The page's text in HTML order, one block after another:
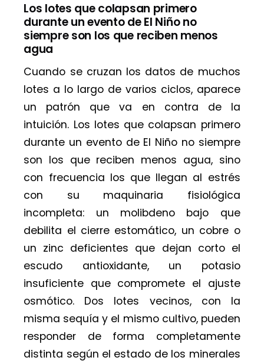
Los lotes que colapsan primero
durante un evento de El Niño no
siempre son los que reciben menos
agua
Cuando se cruzan los datos de muchos
lotes a lo largo de varios ciclos, aparece
un patrón que va en contra de la
intuición. Los lotes que colapsan primero
durante un evento de El Niño no siempre
son los que reciben menos agua, sino
con frecuencia los que llegan al estrés
con su maquinaria fisiológica
incompleta: un molibdeno bajo que
debilita el cierre estomático, un cobre o
un zinc deficientes que dejan corto el
escudo antioxidante, un potasio
insuficiente que compromete el ajuste
osmótico. Dos lotes vecinos, con la
misma sequía y el mismo cultivo, pueden
responder de forma completamente
distinta según el estado de los minerales